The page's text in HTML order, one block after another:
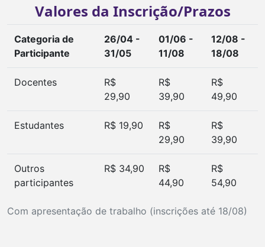
Valores da Inscrição/Prazos
Com apresentação de trabalho (inscrições até 18/08)
Categoria de
Participante
26/04 -
31/05
01/06 -
11/08
12/08 -
18/08
Docentes
R$
29,90
R$
39,90
R$
49,90
Estudantes R$ 19,90
R$
29,90
R$
39,90
Outros
participantes
R$ 34,90
R$
44,90
R$
54,90